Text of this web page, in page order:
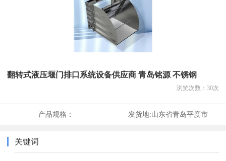
翻转式液压堰门排口系统设备供应商 青岛铭源 不锈钢
浏览次数： 30次
产品规格： 发货地:山东省青岛平度市
关键词